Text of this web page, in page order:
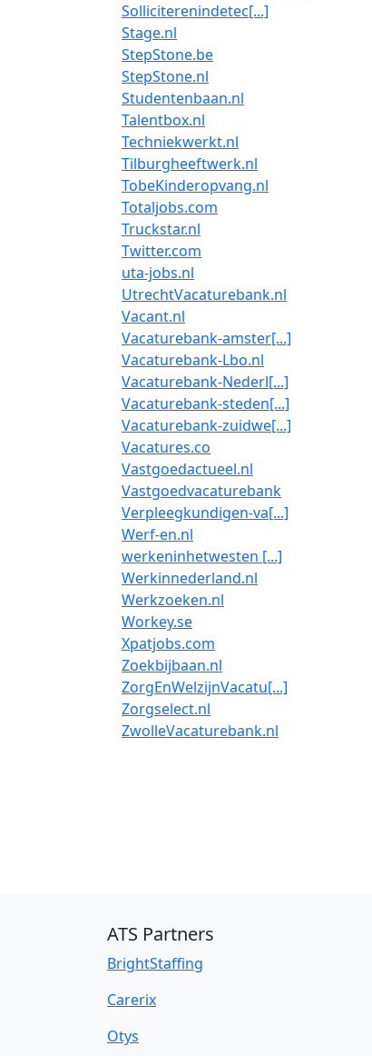
Solliciterenindetec[...]
Stage.nl
StepStone.be
StepStone.nl
Studentenbaan.nl
Talentbox.nl
Techniekwerkt.nl
Tilburgheeftwerk.nl
TobeKinderopvang.nl
Totaljobs.com
Truckstar.nl
Twitter.com
uta-jobs.nl
UtrechtVacaturebank.nl
Vacant.nl
Vacaturebank-amster[...]
Vacaturebank-Lbo.nl
Vacaturebank-Nederl[...]
Vacaturebank-steden[...]
Vacaturebank-zuidwe[...]
Vacatures.co
Vastgoedactueel.nl
Vastgoedvacaturebank
Verpleegkundigen-va[...]
Werf-en.nl
werkeninhetwesten [...]
Werkinnederland.nl
Werkzoeken.nl
Workey.se
Xpatjobs.com
Zoekbijbaan.nl
ZorgEnWelzijnVacatu[...]
Zorgselect.nl
ZwolleVacaturebank.nl
ATS Partners
BrightStaffing
Carerix
Otys